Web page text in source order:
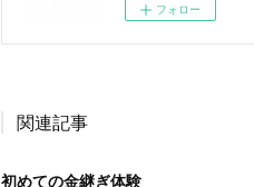
フォロー
関連記事
初めての金継ぎ体験